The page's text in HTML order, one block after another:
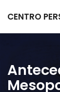
CENTRO